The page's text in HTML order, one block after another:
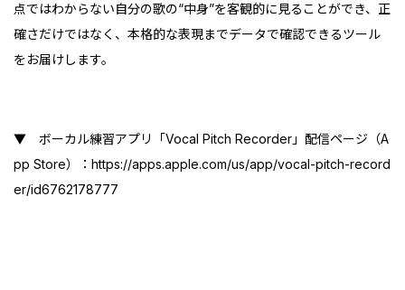
点ではわからない自分の歌の“中身”を客観的に見ることができ、正
確さだけではなく、本格的な表現までデータで確認できるツール
をお届けします。
▼ ボーカル練習アプリ「Vocal Pitch Recorder」配信ページ（A
pp Store）： https://apps.apple.com/us/app/vocal-pitch-record
er/id6762178777